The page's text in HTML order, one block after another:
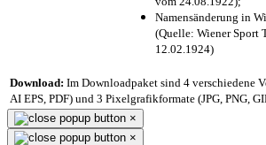
Namensänderung in
(Quelle: Wiener Sport
12.02.1924)
Download: Im Downloadpaket sind 4 verschiedene
AI EPS, PDF) und 3 Pixelgrafikformate (JPG, PNG,
×
×